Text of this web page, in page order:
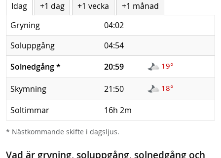
Idag +1 dag +1 vecka
+1 månad
Gryning
04:02
Soluppgång
04:54
Solnedgång* 20:59 19°
Skymning 21:50 18°
Soltimmar 16h 2m
* Nästkommande skifte i dagsljus.
Vad är gryning, soluppgång, solnedgång och